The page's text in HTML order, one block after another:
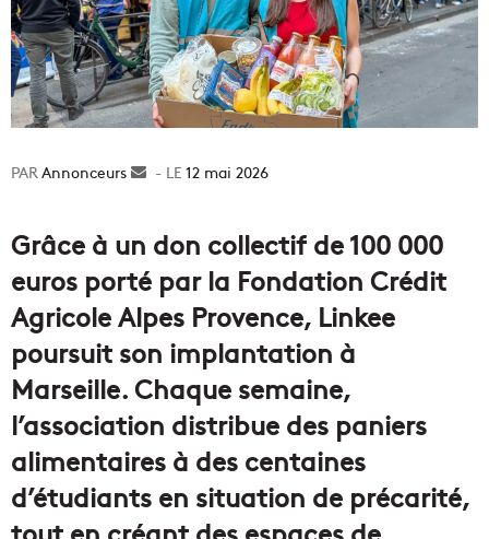
Annonceurs
Envoyer12 mai 2026
Grâce à un don collectif de 100 000
euros porté par la Fondation Crédit
Agricole Alpes Provence, Linkee
poursuit son implantation à
Marseille. Chaque semaine,
l’association distribue des paniers
alimentaires à des centaines
d’étudiants en situation de précarité,